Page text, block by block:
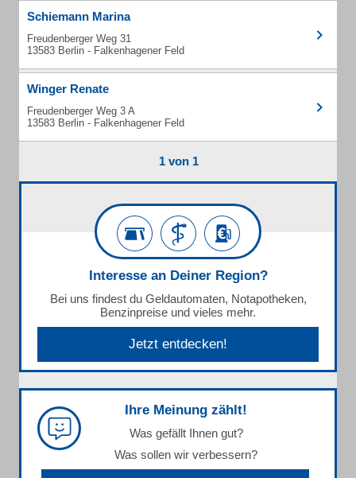
Schiemann Marina
Freudenberger Weg 31
13583 Berlin - Falkenhagener Feld
Winger Renate
Freudenberger Weg 3 A
13583 Berlin - Falkenhagener Feld
1 von 1
Interesse an Deiner Region?
Bei uns findest du Geldautomaten, Notapotheken,
Benzinpreise und vieles mehr.
Jetzt entdecken!
Ihre Meinung zählt!
Was gefällt Ihnen gut?
Was sollen wir verbessern?